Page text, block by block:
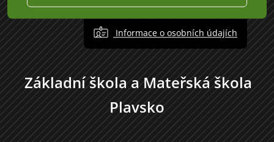
Informace o osobních údajích
Základní škola a Mateřská škola
Plavsko